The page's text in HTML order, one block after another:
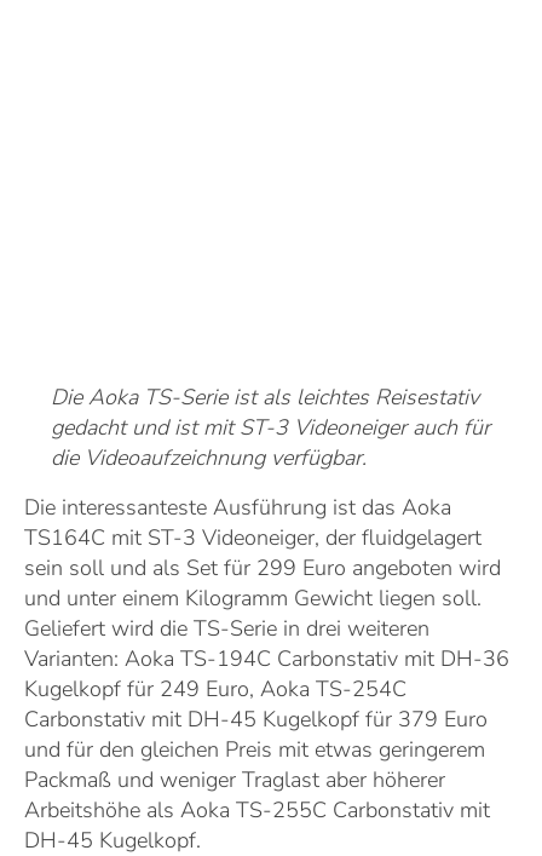
Die Aoka TS-Serie ist als leichtes Reisestativ
gedacht und ist mit ST-3 Videoneiger auch für
die Videoaufzeichnung verfügbar.
Die interessanteste Ausführung ist das Aoka
TS164C mit ST-3 Videoneiger, der fluidgelagert
sein soll und als Set für 299 Euro angeboten wird
und unter einem Kilogramm Gewicht liegen soll.
Geliefert wird die TS-Serie in drei weiteren
Varianten: Aoka TS-194C Carbonstativ mit DH-36
Kugelkopf für 249 Euro, Aoka TS-254C
Carbonstativ mit DH-45 Kugelkopf für 379 Euro
und für den gleichen Preis mit etwas geringerem
Packmaß und weniger Traglast aber höherer
Arbeitshöhe als Aoka TS-255C Carbonstativ mit
DH-45 Kugelkopf.